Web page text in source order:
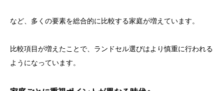
など、多くの要素を総合的に比較する家庭が増えています。
比較項目が増えたことで、ランドセル選びはより慎重に行われる
ようになっています。